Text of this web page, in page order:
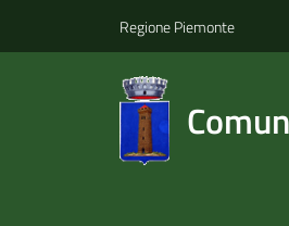
Regione Piemonte